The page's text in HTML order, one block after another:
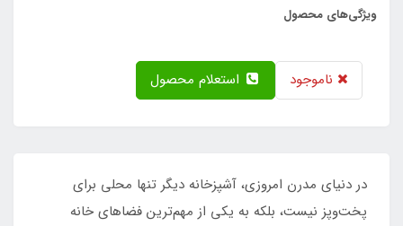
ویژگی‌های محصول
ناموجود
در دنیای مدرن امروزی، آشپزخانه دیگر تنها محلی برای
پخت‌وپز نیست، بلکه به یکی از مهم‌ترین فضاهای خانه